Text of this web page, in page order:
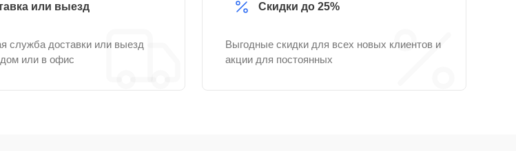
или выезд
служба доставки или выезд
или в офис
Скидки до 25%
Выгодные скидки для всех новых клиентов и
акции для постоянных